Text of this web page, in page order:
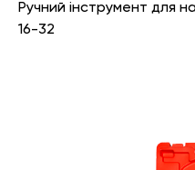
Ручний інструмент для
16-32